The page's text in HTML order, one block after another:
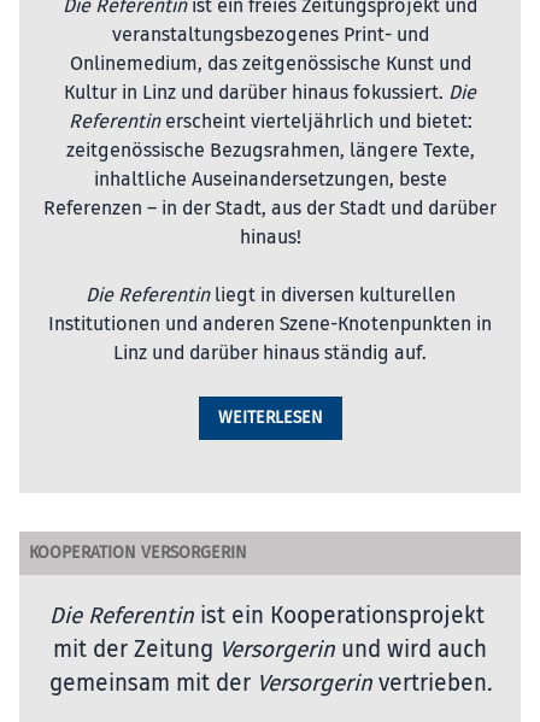
Die Referentinist ein freies Zeitungsprojekt und
veranstaltungsbezogenes Print- und
Onlinemedium, das zeitgenössische Kunst und
Kultur in Linz und darüber hinaus fokussiert. Die
Referentinerscheint vierteljährlich und bietet:
zeitgenössische Bezugsrahmen, längere Texte,
inhaltliche Auseinandersetzungen, beste
Referenzen – in der Stadt, aus der Stadt und darüber
hinaus!
Die Referentinliegt in diversen kulturellen
Institutionen und anderen Szene-Knotenpunkten in
Linz und darüber hinaus ständig auf.
WEITERLESEN
KOOPERATION VERSORGERIN
Die Referentin ist ein Kooperationsprojekt
mit der Zeitung Versorgerin und wird auch
gemeinsam mit der Versorgerinvertrieben.